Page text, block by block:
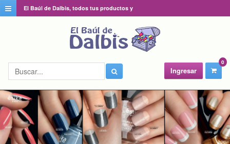
El Baúl de Dalbis, todos tus productos y
0
Ingresar